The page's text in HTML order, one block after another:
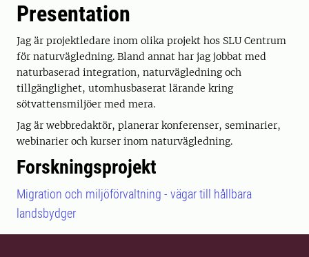
Presentation
Jag är projektledare inom olika projekt hos SLU Centrum
för naturvägledning. Bland annat har jag jobbat med
naturbaserad integration, naturvägledning och
tillgänglighet, utomhusbaserat lärande kring
sötvattensmiljöer med mera.
Jag är webbredaktör, planerar konferenser, seminarier,
webinarier och kurser inom naturvägledning.
Forskningsprojekt
Migration och miljöförvaltning - vägar till hållbara
landsbydger